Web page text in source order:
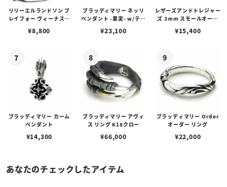
リリーエルランドソン プ
レイフォー ヴィーナスチ
¥8,800
ブラッディマリー ネッリ
ペンダント -果実- w/ティ
¥23,100
レザーズアンドトレジャー
ズ 3mm スモールオーバ
ブスタークラスプ＆LTロ
¥15,400
ブラッディマリー カーム
ペンダント
¥14,300
ブラッディマリー アヴィ
ス リング K18クロー
¥66,000
ブラッディマリー Order
オーダー リング
¥22,000
あなたのチェックしたアイテム